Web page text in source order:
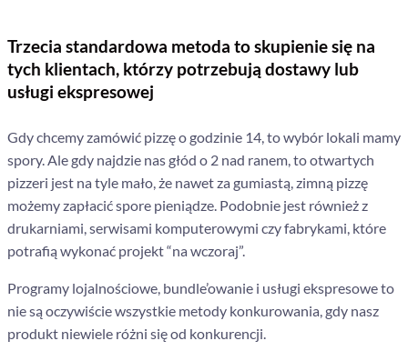
Trzecia standardowa metoda to skupienie się na
tych klientach, którzy potrzebują dostawy lub
usługi ekspresowej
Gdy chcemy zamówić pizzę o godzinie 14, to wybór lokali mamy
spory. Ale gdy najdzie nas głód o 2 nad ranem, to otwartych
pizzeri jest na tyle mało, że nawet za gumiastą, zimną pizzę
możemy zapłacić spore pieniądze. Podobnie jest również z
drukarniami, serwisami komputerowymi czy fabrykami, które
potrafią wykonać projekt “na wczoraj”.
Programy lojalnościowe, bundle’owanie i usługi ekspresowe to
nie są oczywiście wszystkie metody konkurowania, gdy nasz
produkt niewiele różni się od konkurencji.